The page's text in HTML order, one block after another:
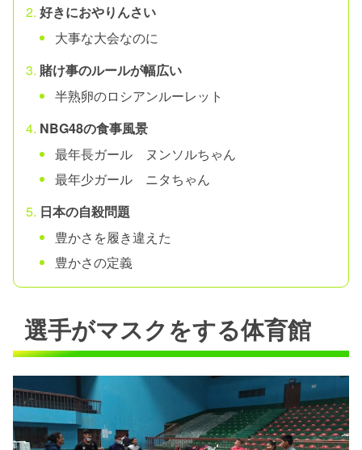
好きにおやりんさい
大事な大会なのに
賭け事のルールが幅広い
半熟卵のロシアンルーレット
NBG48の食事風景
最年長ガール ヌンソルちゃん
最年少ガール ニタちゃん
日本の自殺問題
豊かさを履き違えた
豊かさの定義
選手がマスクをする体育館